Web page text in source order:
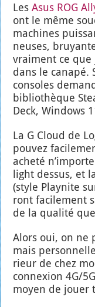
LesAsus ROG
ont le même
machines
neuses,
vrai­ment ce
dans le cana­pé.
consoles
biblio­thèque
Deck, Win­dows
La G Cloud de
pou­vez
ache­té
light des­sus, et
(style Play­nite
ront faci­le­ment
de la qua­li­té
Alors oui, on ne
mais
rieur de chez
connexion 4G/
moyen de jouer